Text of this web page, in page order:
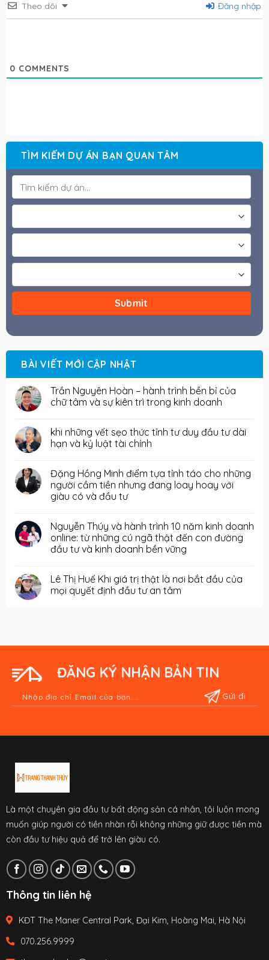
Theo dõi Đăng nhập
0 COMMENTS
TÌM KIẾM DỰ ÁN BẠN QUAN TÂM
BÀI VIẾT MỚI CẬP NHẬT
Trần Nguyên Hoàn – hành trình bền bỉ của
chữ tâm và sự kiên trì trong kinh doanh
khi những vết sẹo thức tỉnh tư duy đầu tư dài
hạn và kỷ luật tài chính
Đặng Hồng Minh điểm tựa tỉnh táo cho những
người cầm tiền nhưng đang loay hoay với
giàu có và đầu tư
Nguyễn Thúy và hành trình 10 năm kinh doanh
online: từ những cú ngã thật đến con đường
đầu tư và kinh doanh bền vững
Lê Thị Huế Khi giá trị thật là nơi bắt đầu của
mọi quyết định đầu tư an tâm
ĐĂNG KÝ NHẬN BẢN TIN
Là một chuyên gia đầu tư bất động sản cá nhân, tôi luôn mong
muốn giúp người có tiền nhàn rỗi không những giữ được tiền mà
còn đầu tư hiệu quả để trở lên giàu có.
Thông tin liên hệ
KĐT The Maner Central Park, Đại Kim, Hoàng Mai, Hà Nội
070.256.9999